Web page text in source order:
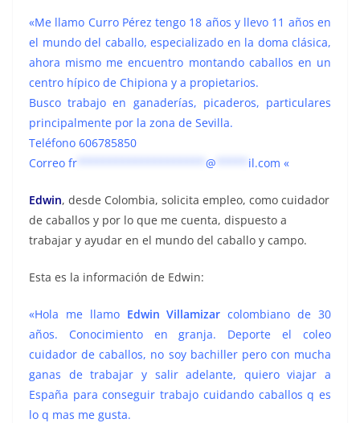
«Me llamo Curro Pérez tengo 18 años y llevo 11 años en
el mundo del caballo, especializado en la doma clásica,
ahora mismo me encuentro montando caballos en un
centro hípico de Chipiona y a propietarios.
Busco trabajo en ganaderías, picaderos, particulares
principalmente por la zona de Sevilla.
Teléfono 606785850
Correo fr @ il.com «
Edwin, desde Colombia, solicita empleo, como cuidador
de caballos y por lo que me cuenta, dispuesto a
trabajar y ayudar en el mundo del caballo y campo.
Esta es la información de Edwin:
«Hola me llamo Edwin Villamizar colombiano de 30
años. Conocimiento en granja. Deporte el coleo
cuidador de caballos, no soy bachiller pero con mucha
ganas de trabajar y salir adelante, quiero viajar a
España para conseguir trabajo cuidando caballos q es
lo q mas me gusta.